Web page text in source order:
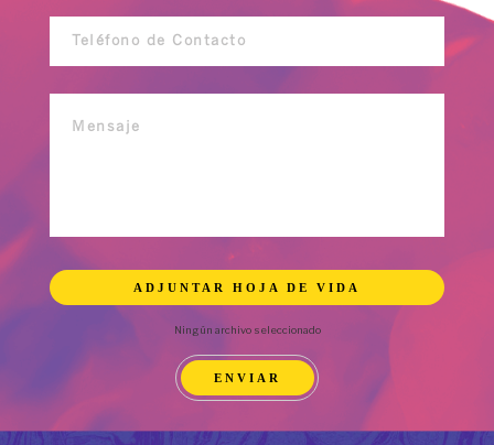
ADJUNTAR HOJA DE VIDA
Ningún archivo seleccionado